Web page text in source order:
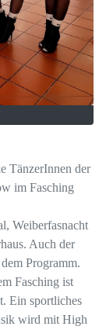
TänzerInnen der
im Fasching
Weiberfasnacht
Auch der
Programm.
Fasching ist
Ein sportliches
wird mit High